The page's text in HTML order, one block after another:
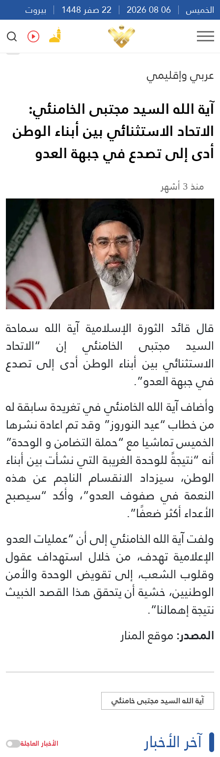
الخميس
بيروت
13:17
Ar
عربي وإقليمي
آية الله السيد مجتبى الخامنئي:
الاتحاد الاستثنائي بين أبناء الوطن
أدى إلى تصدع في جبهة العدو
منذ 3 أشهر
قال قائد الثورة الإسلامية آية الله سماحة
السيد مجتبى الخامنئي إن “الاتحاد
الاستثنائي بين أبناء الوطن أدى إلى تصدع
في جبهة العدو”.
وأضاف آية الله الخامنئي في تغريدة سابقة له
من خطاب “عيد النوروز” وقد تم اعادة نشرها
الخميس تماشيا مع “حملة التضامن و الوحدة”
أنه “نتيجةً للوحدة الغريبة التي نشأت بين أبناء
الوطن، سيزداد الانقسام الناجم عن هذه
النعمة في صفوف العدو”، وأكد “سيصبح
الأعداء أكثر ضعفًا”.
ولفت آية الله الخامنئي إلى أن “عمليات العدو
الإعلامية تهدف، من خلال استهداف عقول
وقلوب الشعب، إلى تقويض الوحدة والأمن
الوطنيين، خشية أن يتحقق هذا القصد الخبيث
نتيجة إهمالنا”.
المصدر:موقع المنار
آية الله السيد مجتبى خامنئي
آخر الأخبار الأخبار العاجلة